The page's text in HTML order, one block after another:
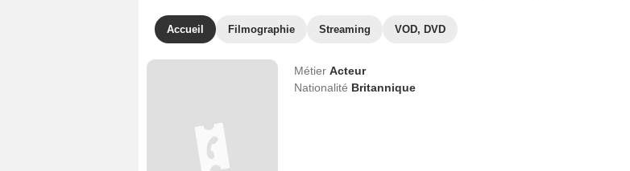
Accueil Filmographie Streaming VOD, DVD
Métier Acteur
Nationalité Britannique